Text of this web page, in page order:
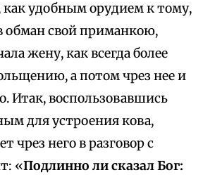
как удобным орудием к тому,
свой приманкою,
жену, как всегда более
а потом чрез нее и
Итак, воспользовавшись
для устроения кова,
чрез него в разговор с
«Подлинно ли сказал Бог: